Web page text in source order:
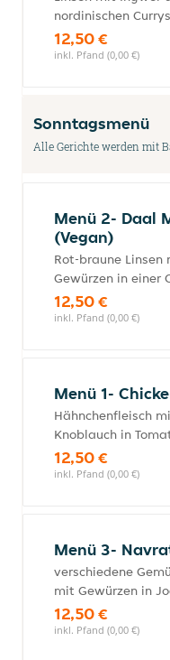
nordinischen
12,50 €
inkl. Pfand (0,00 €)
Sonntagsmenü
Alle Gerichte werden mit
Menü 2- Daal
(Vegan)
Rot-braune Linsen
Gewürzen in einer
12,50 €
inkl. Pfand (0,00 €)
Menü 1-
Hähnchenfleisch
Knoblauch in
12,50 €
inkl. Pfand (0,00 €)
Menü 3-
verschiedene
mit Gewürzen in
12,50 €
inkl. Pfand (0,00 €)